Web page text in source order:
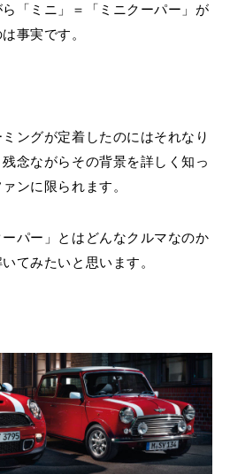
「ミニ」＝「ミニクーパー」が
事実です。
ングが定着したのにはそれなり
念ながらその背景を詳しく知っ
ンに限られます。
パー」とはどんなクルマなのか
てみたいと思います。